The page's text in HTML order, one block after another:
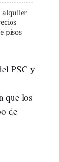
alquiler
pisos
PSC y
que los
de